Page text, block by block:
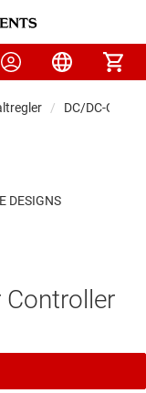
DC/DC-
Controller